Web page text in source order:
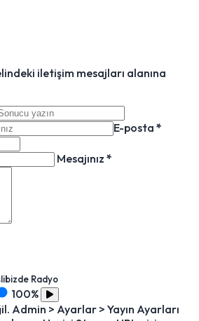
iletişim mesajları alanına
E-posta *
Mesajınız *
Radyo
100%
Admin > Ayarlar > Yayın Ayarları